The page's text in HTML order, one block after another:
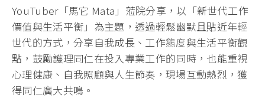
YouTuber「馬它 Mata」蒞院分享，以「新世代工作
價值與生活平衡」為主題，透過輕鬆幽默且貼近年輕
世代的方式，分享自我成長、工作態度與生活平衡觀
點，鼓勵護理同仁在投入專業工作的同時，也能重視
心理健康、自我照顧與人生節奏，現場互動熱烈，獲
得同仁廣大共鳴。